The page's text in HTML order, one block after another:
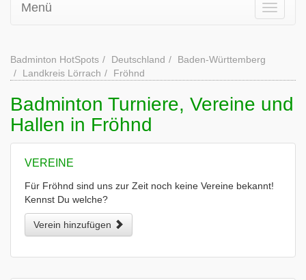
Menü
Badminton HotSpots Deutschland
Baden-Württemberg
Landkreis Lörrach
Fröhnd
Badminton Turniere, Vereine und
Hallen in Fröhnd
VEREINE
Für Fröhnd sind uns zur Zeit noch keine Vereine bekannt!
Kennst Du welche?
Verein hinzufügen